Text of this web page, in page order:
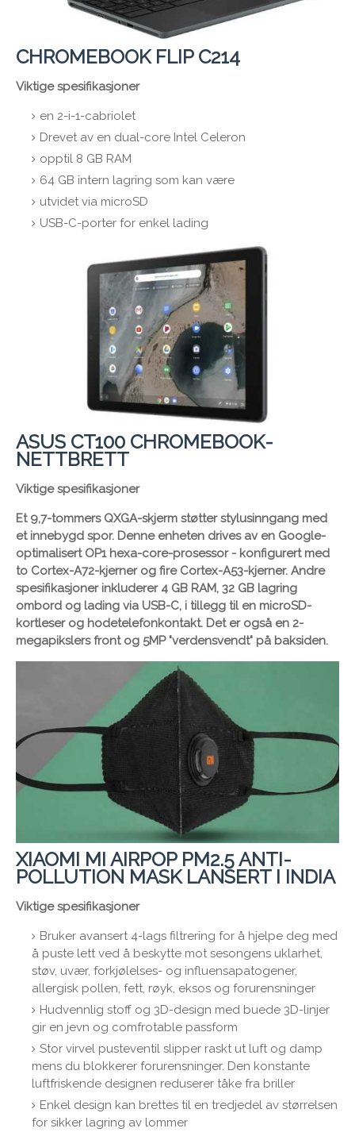
CHROMEBOOK FLIP C214
Viktige spesifikasjoner
en 2-i-1-cabriolet
Drevet av en dual-core Intel Celeron
opptil 8 GB RAM
64 GB intern lagring som kan være
utvidet via microSD
USB-C-porter for enkel lading
ASUS CT100 CHROMEBOOK-
NETTBRETT
Viktige spesifikasjoner
Et 9,7-tommers QXGA-skjerm støtter stylusinngang med
et innebygd spor. Denne enheten drives av en Google-
optimalisert OP1 hexa-core-prosessor - konfigurert med
to Cortex-A72-kjerner og fire Cortex-A53-kjerner. Andre
spesifikasjoner inkluderer 4 GB RAM, 32 GB lagring
ombord og lading via USB-C, i tillegg til en microSD-
kortleser og hodetelefonkontakt. Det er også en 2-
megapikslers front og 5MP "verdensvendt" på baksiden.
XIAOMI MI AIRPOP PM2.5 ANTI-
POLLUTION MASK LANSERT I INDIA
Viktige spesifikasjoner
Bruker avansert 4-lags filtrering for å hjelpe deg med
å puste lett ved å beskytte mot sesongens uklarhet,
støv, uvær, forkjølelses- og influensapatogener,
allergisk pollen, fett, røyk, eksos og forurensninger
Hudvennlig stoff og 3D-design med buede 3D-linjer
gir en jevn og comfrotable passform
Stor virvel pusteventil slipper raskt ut luft og damp
mens du blokkerer forurensninger. Den konstante
luftfriskende designen reduserer tåke fra briller
Enkel design kan brettes til en tredjedel av størrelsen
for sikker lagring av lommer